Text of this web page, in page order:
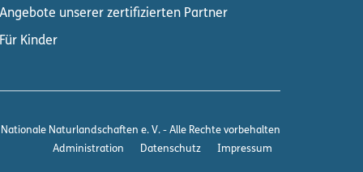
Angebote unserer zertifizierten Partner
Für Kinder
Naturlandschaften e. V. - Alle Rechte vorbehalten
Administration
Datenschutz Impressum